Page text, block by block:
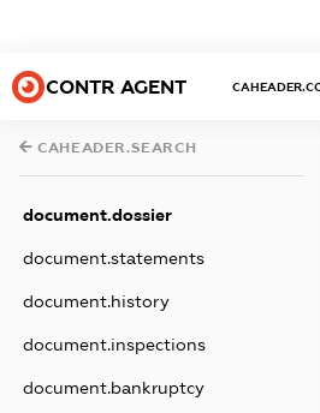
CONTR AGENT
CAHEADER.SEARCH
document.dossier
document.statements
document.history
document.inspections
document.bankruptcy